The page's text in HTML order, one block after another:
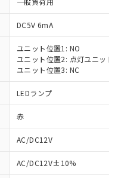
DC5V 6mA
ユニット位置1: NO
ユニット位置2: 点灯ユニット
ユニット位置3: NC
LEDランプ
赤
AC/DC12V
AC/DC12V±10%